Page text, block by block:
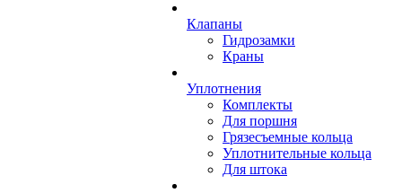
Клапаны
Гидрозамки
Краны
Уплотнения
Комплекты
Для поршня
Грязесъемные кольца
Уплотнительные кольца
Для штока